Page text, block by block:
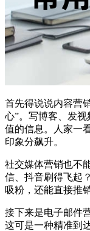
首先得说说内容营
心”。写博客、发
值的信息。人家一
印象分飙升。
社交媒体营销也不
信、抖音刷得飞起
吸粉，还能直接推
接下来是电子邮件
这可是一种精准到